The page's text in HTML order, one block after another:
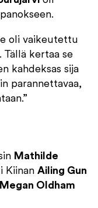
oli vaikeutettu
kertaa se
kahdeksas sija
parannettavaa,
Mathilde
Kiinan Ailing Gun
Megan Oldham